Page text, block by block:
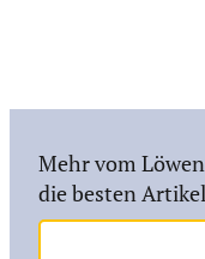
Mehr vom
die besten